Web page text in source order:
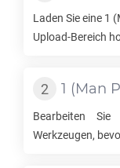
Laden Sie eine 1
Upload-Bereich
1 (Man
Bearbeiten
Werkzeugen,